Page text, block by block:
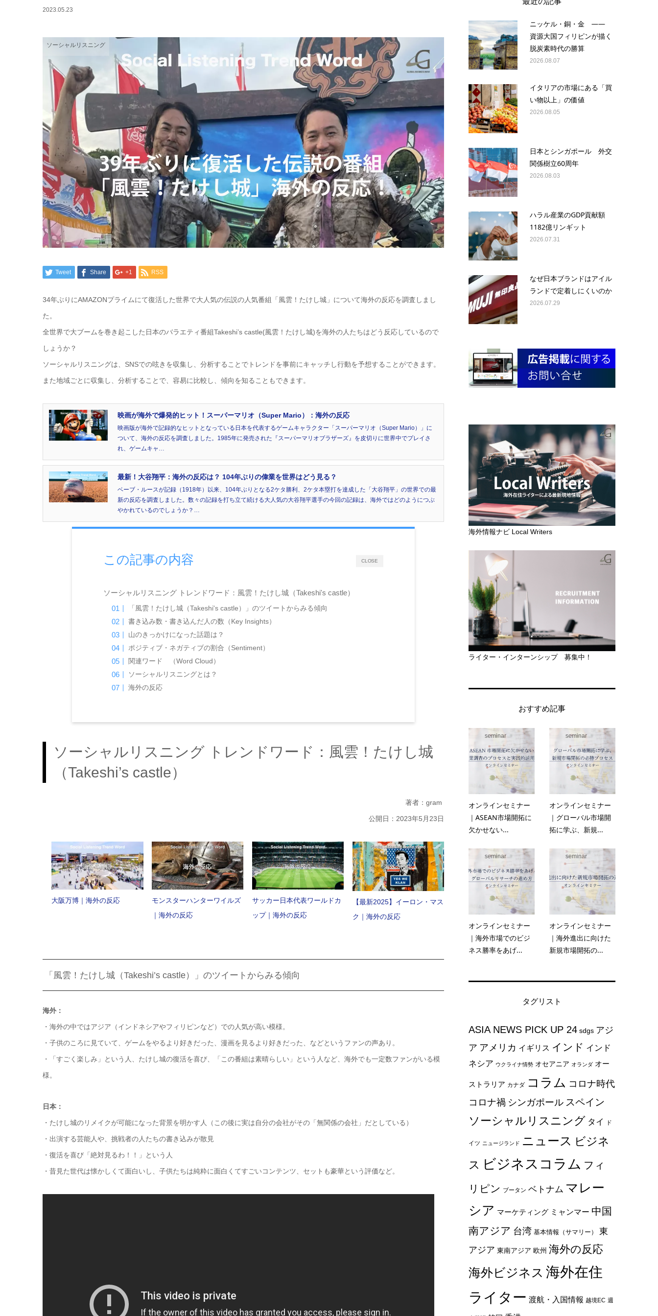
2023.05.23
ソーシャルリスニング
Tweet Share +1 RSS
34年ぶりにAMAZONプライムにて復活した世界で大人気の伝説の人気番組「風雲！たけし城」について海外の反応を調査しまし
た。
全世界で大ブームを巻き起こした日本のバラエティ番組Takeshi’s castle(風雲！たけし城)を海外の人たちはどう反応しているので
しょうか？
ソーシャルリスニングは、SNSでの呟きを収集し、分析することでトレンドを事前にキャッチし行動を予想することができます。
また地域ごとに収集し、分析することで、容易に比較し、傾向を知ることもできます。
映画が海外で爆発的ヒット！スーパーマリオ（Super Mario）：海外の反応
映画版が海外で記録的なヒットとなっている日本を代表するゲームキャラクター「スーパーマリオ（Super Mario）」に
ついて、海外の反応を調査しました。1985年に発売された『スーパーマリオブラザーズ』を皮切りに世界中でプレイさ
れ、ゲームキャ…
最新！大谷翔平：海外の反応は？ 104年ぶりの偉業を世界はどう見る？
ベーブ・ルースが記録（1918年）以来、104年ぶりとなる2ケタ勝利、2ケタ本塁打を達成した「大谷翔平」の世界での最
新の反応を調査しました。数々の記録を打ち立て続ける大人気の大谷翔平選手の今回の記録は、海外ではどのようにつぶ
やかれているのでしょうか？…
CLOSE
この記事の内容
ソーシャルリスニング トレンドワード：風雲！たけし城（Takeshi's castle）
「風雲！たけし城（Takeshi's castle）」のツイートからみる傾向
書き込み数・書き込んだ人の数（Key Insights）
山のきっかけになった話題は？
ポジティブ・ネガティブの割合（Sentiment）
関連ワード （Word Cloud）
ソーシャルリスニングとは？
海外の反応
ソーシャルリスニング トレンドワード：風雲！たけし城
（Takeshi’s castle）
著者：gram
公開日：2023年5月23日
大阪万博｜海外の反応
モンスターハンターワイルズ
｜海外の反応
サッカー日本代表ワールドカ
ップ｜海外の反応
【最新2025】イーロン・マス
ク｜海外の反応
「風雲！たけし城（Takeshi’s castle）」のツイートからみる傾向
海外：
・海外の中ではアジア（インドネシアやフィリピンなど）での人気が高い模様。
・子供のころに見ていて、ゲームをやるより好きだった、漫画を見るより好きだった、などというファンの声あり。
・「すごく楽しみ」という人、たけし城の復活を喜び、「この番組は素晴らしい」という人など、海外でも一定数ファンがいる模
様。
日本：
・たけし城のリメイクが可能になった背景を明かす人（この後に実は自分の会社がその「無関係の会社」だとしている）
・出演する芸能人や、挑戦者の人たちの書き込みが散見
・復活を喜び「絶対見るわ！！」という人
・昔見た世代は懐かしくて面白いし、子供たちは純粋に面白くてすごいコンテンツ、セットも豪華という評価など。
ニッケル・銅・金 ——
資源大国フィリピンが描く
脱炭素時代の勝算
2026.08.07
イタリアの市場にある「買
い物以上」の価値
2026.08.05
日本とシンガポール 外交
関係樹立60周年
2026.08.03
ハラル産業のGDP貢献額
1182億リンギット
2026.07.31
なぜ日本ブランドはアイル
ランドで定着しにくいのか
2026.07.29
海外情報ナビ Local Writers
ライター・インターンシップ 募集中！
おすすめ記事
seminar
オンラインセミナー
｜ASEAN市場開拓に
欠かせない...
seminar
オンラインセミナー
｜グローバル市場開
拓に学ぶ、新規...
seminar
オンラインセミナー
｜海外市場でのビジ
ネス勝率をあげ...
seminar
オンラインセミナー
｜海外進出に向けた
新規市場開拓の...
タグリスト
ASIA NEWS PICK UP 24 sdgs アジ
ア アメリカ イギリス インド インド
ネシア ウクライナ情勢 オセアニア オランダ オー
ストラリア カナダ コラム コロナ時代
コロナ禍 シンガポール スペイン
ソーシャルリスニング タイ ド
イツ ニュージランド ニュース ビジネ
ス ビジネスコラム フィ
リピン ブータン ベトナム マレー
シア マーケティング ミャンマー 中国
南アジア 台湾 基本情報（サマリー）
東
アジア 東南アジア 欧州 海外の反応
海外ビジネス 海外在住
ライター 渡航・入国情報 越境EC 週